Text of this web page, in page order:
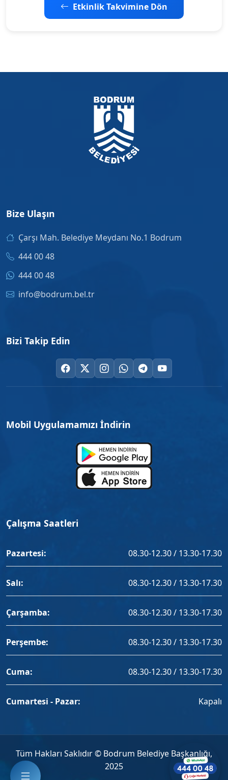
Etkinlik Takvimine Dön
Bize Ulaşın
Çarşı Mah. Belediye Meydanı No.1 Bodrum
444 00 48
444 00 48
info@bodrum.bel.tr
Bizi Takip Edin
Mobil Uygulamamızı İndirin
Çalışma Saatleri
Pazartesi: 08.30-12.30 / 13.30-17.30
Salı: 08.30-12.30 / 13.30-17.30
Çarşamba: 08.30-12.30 / 13.30-17.30
Perşembe: 08.30-12.30 / 13.30-17.30
Cuma: 08.30-12.30 / 13.30-17.30
Cumartesi - Pazar: Kapalı
Tüm Hakları Saklıdır © Bodrum Belediye Başkanlığı,
2025